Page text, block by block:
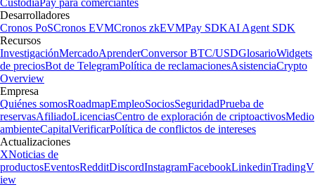
Custodia Pay para comerciantes
Desarrolladores
Cronos PoSCronos EVMCronos zkEVMPay SDKAI Agent SDK
Recursos
InvestigaciónMercadoAprenderConversor BTC/USDGlosarioWidgets
de preciosBot de TelegramPolítica de reclamacionesAsistenciaCrypto
Overview
Empresa
Quiénes somosRoadmapEmpleoSociosSeguridadPrueba de
reservasAfiliadoLicenciasCentro de exploración de criptoactivosMedio
ambienteCapitalVerificarPolítica de conflictos de intereses
Actualizaciones
XNoticias de
productosEventosRedditDiscordInstagramFacebookLinkedinTradingV
iew